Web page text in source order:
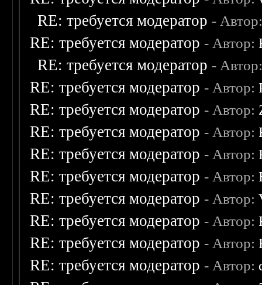
RE: требуется модератор -
RE: требуется модератор - Автор:
RE: требуется модератор -
RE: требуется модератор - Автор:
RE: требуется модератор - Автор:
RE: требуется модератор - Автор:
RE: требуется модератор - Автор:
RE: требуется модератор - Автор:
RE: требуется модератор - Автор:
RE: требуется модератор - Автор:
RE: требуется модератор - Автор:
RE: требуется модератор - Автор: